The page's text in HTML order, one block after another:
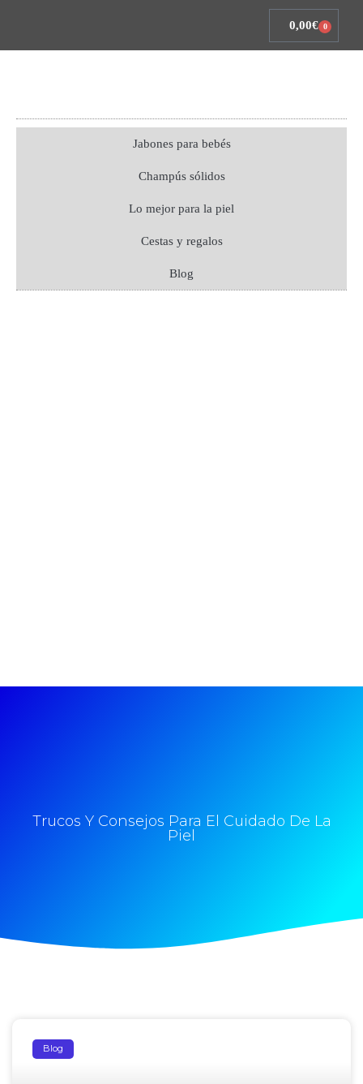
0,00€ 0
Jabones para bebés
Champús sólidos
Lo mejor para la piel
Cestas y regalos
Blog
Trucos Y Consejos Para El Cuidado De La
Piel
Blog